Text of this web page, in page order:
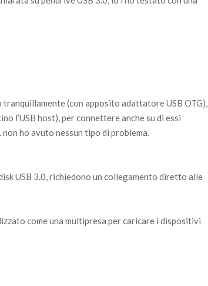
tranquillamente (con apposito adattatore USB OTG),
l’USB host), per connettere anche su di essi
non ho avuto nessun tipo di problema.
USB 3.0, richiedono un collegamento diretto alle
come una multipresa per caricare i dispositivi